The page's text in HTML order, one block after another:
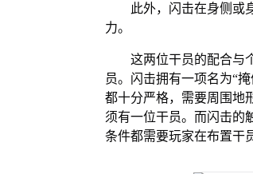
此外，闪击在身侧或
力。
这两位干员的配合与
员。闪击拥有一项名为“
都十分严格，需要周围地
须有一位干员。而闪击的
条件都需要玩家在布置干